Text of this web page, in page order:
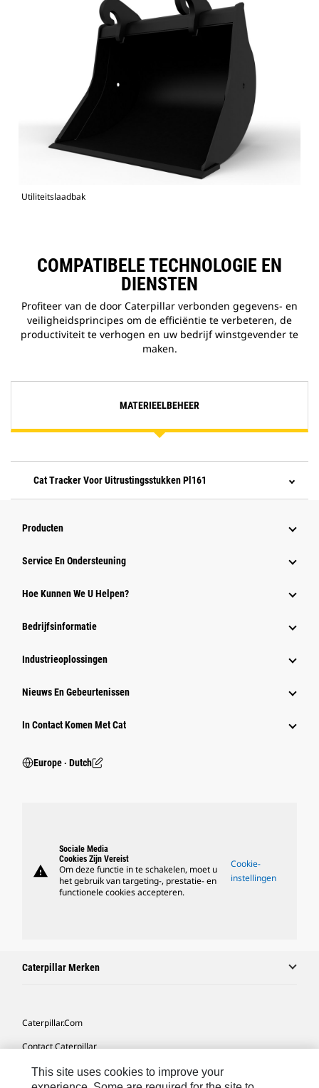
Utiliteitslaadbak
COMPATIBELE TECHNOLOGIE EN
DIENSTEN
Profiteer van de door Caterpillar verbonden gegevens- en
veiligheidsprincipes om de efficiëntie te verbeteren, de
productiviteit te verhogen en uw bedrijf winstgevender te
maken.
MATERIEELBEHEER
Cat Tracker Voor Uitrustingsstukken Pl161
Producten
Service En Ondersteuning
Hoe Kunnen We U Helpen?
Bedrijfsinformatie
Industrieoplossingen
Nieuws En Gebeurtenissen
In Contact Komen Met Cat
Europe ‧ Dutch
warning
Sociale Media
Cookies Zijn Vereist
Om deze functie in te schakelen, moet u
het gebruik van targeting-, prestatie- en
functionele cookies accepteren.
Cookie-
instellingen
Caterpillar Merken
Caterpillar.com
Contact Caterpillar
Mijn Marketingvoorkeuren
This site uses cookies to improve your